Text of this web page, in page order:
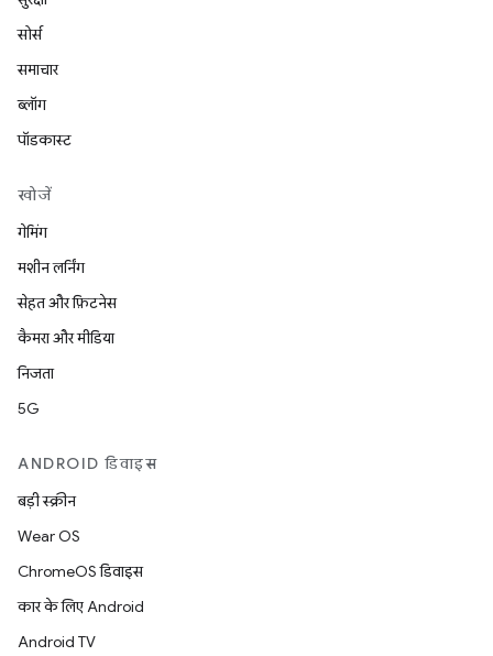
सोर्स
समाचार
ब्लॉग
पॉडकास्ट
खोजें
गेमिंग
मशीन लर्निंग
सेहत और फ़िटनेस
कैमरा और मीडिया
निजता
5G
ANDROID डिवाइस
बड़ी स्क्रीन
Wear OS
ChromeOS डिवाइस
कार के लिए Android
Android TV